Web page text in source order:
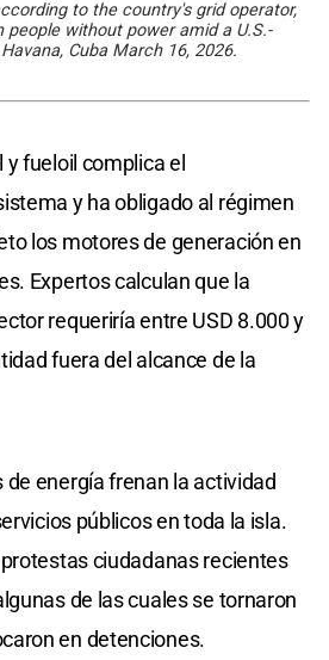
to the country's grid operator,
people without power amid a U.S.-
Cuba March 16, 2026.
fueloil complica el
y ha obligado al régimen
los motores de generación en
Expertos calculan que la
requeriría entre USD 8.000 y
fuera del alcance de la
energía frenan la actividad
públicos en toda la isla.
ciudadanas recientes
de las cuales se tornaron
en detenciones.